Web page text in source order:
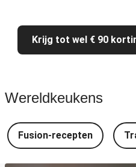
Krijg tot wel € 90
Wereldkeukens
Fusion-recepten